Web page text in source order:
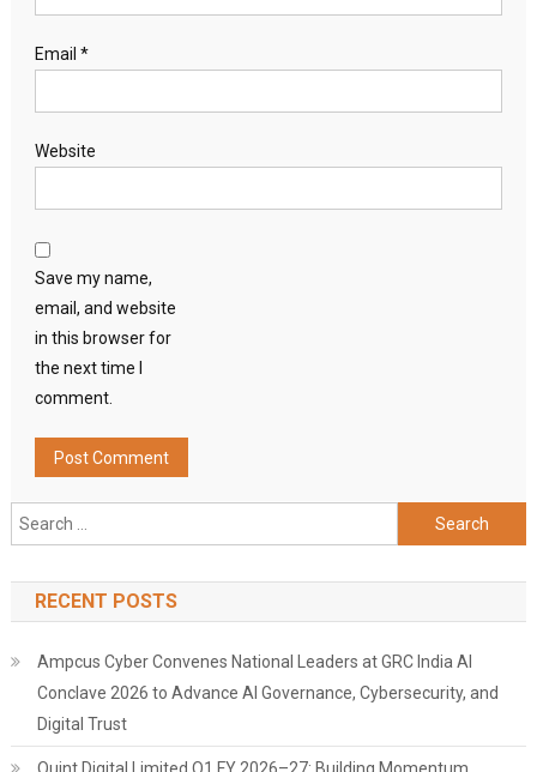
Email *
Website
Save my name,
email, and website
in this browser for
the next time I
comment.
Search
for:
RECENT POSTS
Ampcus Cyber Convenes National Leaders at GRC India AI
Conclave 2026 to Advance AI Governance, Cybersecurity, and
Digital Trust